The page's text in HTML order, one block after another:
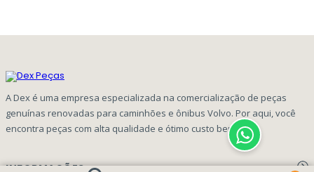
A Dex é uma empresa especializada na comercialização de peças
genuínas renovadas para caminhões e ônibus Volvo. Por aqui, você
encontra peças com alta qualidade e ótimo custo benefício!
INFORMAÇÕES